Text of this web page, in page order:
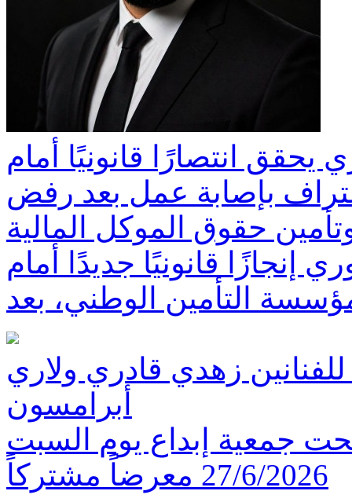
انتصارًا قانونيًا أمام
بإصابة عمل بعد رفض
حقوق الموكل المالية
قانونيًا جديدًا أمام
التأمين الوطني، بعد
زهدي قادري ولاري
أبرامسون
جمعية إبداع يوم السبت
27/6/2026 معرضاً مشتركاً